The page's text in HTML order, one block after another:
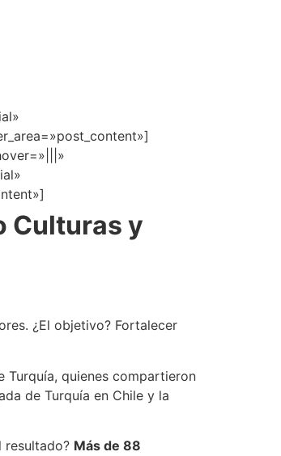
Culturas y
¿El objetivo? Fortalecer
Turquía, quienes compartieron
de Turquía en Chile y la
resultado? Más de 88